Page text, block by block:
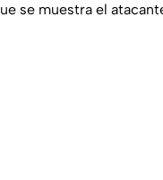
se muestra el